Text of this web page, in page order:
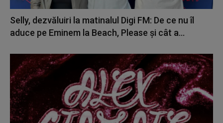
Selly, dezvăluiri la matinalul Digi FM: De ce nu îl
aduce pe Eminem la Beach, Please și cât a...